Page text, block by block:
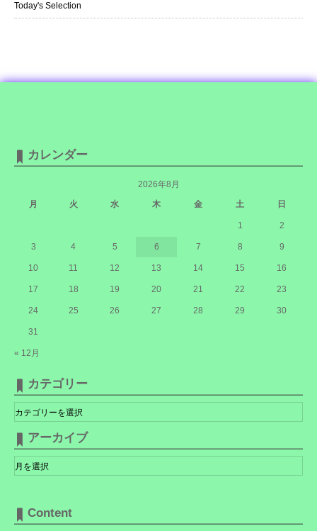
Today's Selection
カレンダー
2026年8月
月
火 水 木 金 土 日
« 12月
1 2
3 4 5 6 7 8 9
10 11 12 13 14 15 16
17 18 19 20 21 22 23
24 25 26 27 28 29 30
31
カテゴリー
テ
ゴ
リ
ー
アーカイブ
ー
カ
Content